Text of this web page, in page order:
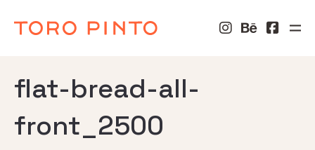
flat-bread-all-
front_2500